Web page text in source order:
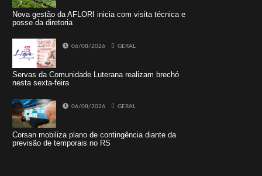
Nova gestão da AFLORI inicia com visita técnica e
posse da diretoria
06/08/2026 GERAL
Servas da Comunidade Luterana realizam brechó
nesta sexta-feira
06/08/2026 GERAL
Corsan mobiliza plano de contingência diante da
previsão de temporais no RS